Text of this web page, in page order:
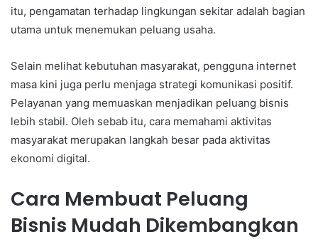
itu, pengamatan terhadap lingkungan sekitar adalah bagian
utama untuk menemukan peluang usaha.
Selain melihat kebutuhan masyarakat, pengguna internet
masa kini juga perlu menjaga strategi komunikasi positif.
Pelayanan yang memuaskan menjadikan peluang bisnis
lebih stabil. Oleh sebab itu, cara memahami aktivitas
masyarakat merupakan langkah besar pada aktivitas
ekonomi digital.
Cara Membuat Peluang
Bisnis Mudah Dikembangkan